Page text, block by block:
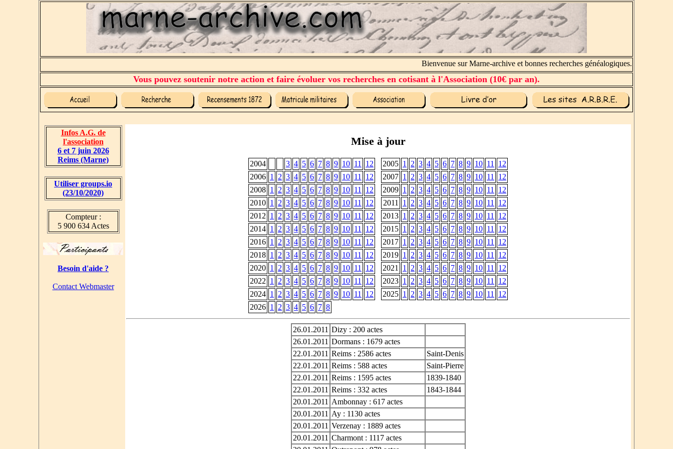
Bienvenue sur Marne-archive et bonnes recherches généalogiques.
Vous pouvez soutenir notre action et faire évoluer vos recherches en cotisant à l'Association (10€ par an).
Infos A.G. de
l'association
6 et 7 juin 2026
Reims (Marne)
Utiliser groups.io
(23/10/2020)
Compteur :
5 900 634 Actes
Besoin d'aide ?
Contact Webmaster
Mise à jour
2004 3 4 5 6 7 8 9 10 11 12 2005 1 2 3 4 5 6 7 8 9 10 11
12
2006 1 2 3 4 5 6 7 8 9 10 11 12 2007 1 2 3 4 5 6 7 8 9 10 11
12
2008 1 2 3 4 5 6 7 8 9 10 11 12 2009 1 2 3 4 5 6 7 8 9 10 11
12
2010 1 2 3 4 5 6 7 8 9 10 11 12 2011 1 2 3 4 5 6 7 8 9 10 11
12
2012 1 2 3 4 5 6 7 8 9 10 11 12 2013 1 2 3 4 5 6 7 8 9 10 11
12
2014 1 2 3 4 5 6 7 8 9 10 11 12 2015 1 2 3 4 5 6 7 8 9 10 11
12
2016 1 2 3 4 5 6 7 8 9 10 11 12 2017 1 2 3 4 5 6 7 8 9 10 11
12
2018 1 2 3 4 5 6 7 8 9 10 11 12 2019 1 2 3 4 5 6 7 8 9 10 11
12
2020 1 2 3 4 5 6 7 8 9 10 11 12 2021 1 2 3 4 5 6 7 8 9 10 11
12
2022 1 2 3 4 5 6 7 8 9 10 11 12 2023 1 2 3 4 5 6 7 8 9 10 11
12
2024 1 2 3 4 5 6 7 8 9 10 11 12 2025 1 2 3 4 5 6 7 8 9 10 11
12
2026 1 2 3 4 5 6 7 8
26.01.2011 Dizy : 200 actes
26.01.2011 Dormans : 1679 actes
22.01.2011 Reims : 2586 actes
Saint-Denis
22.01.2011 Reims : 588 actes
Saint-Pierre
22.01.2011 Reims : 1595 actes
1839-1840
22.01.2011 Reims : 332 actes
1843-1844
20.01.2011 Ambonnay : 617 actes
20.01.2011 Ay : 1130 actes
20.01.2011 Verzenay : 1889 actes
20.01.2011 Charmont : 1117 actes